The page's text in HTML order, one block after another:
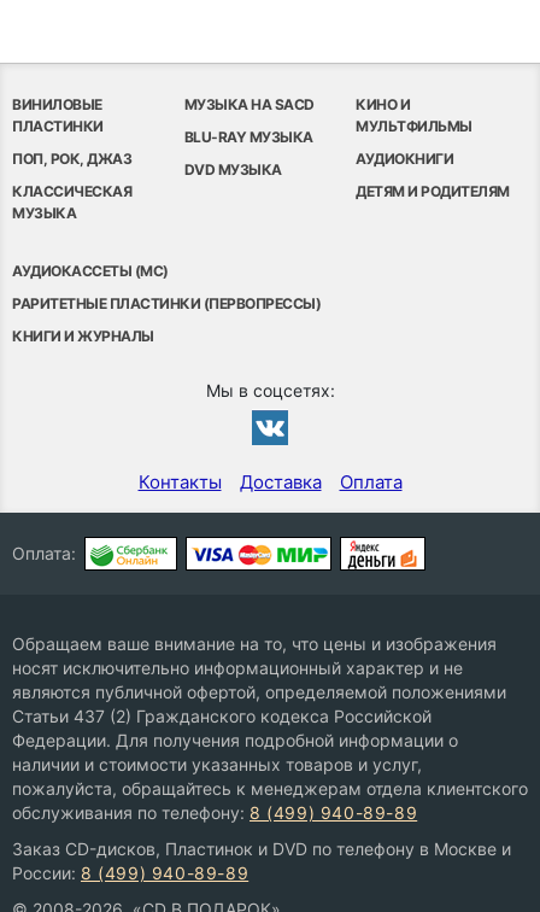
ВИНИЛОВЫЕ
ПЛАСТИНКИ
ПОП, РОК, ДЖАЗ
КЛАССИЧЕСКАЯ
МУЗЫКА
МУЗЫКА НА SACD
BLU-RAY МУЗЫКА
DVD МУЗЫКА
КИНО И
МУЛЬТФИЛЬМЫ
АУДИОКНИГИ
ДЕТЯМ И РОДИТЕЛЯМ
АУДИОКАССЕТЫ (MC)
РАРИТЕТНЫЕ ПЛАСТИНКИ (ПЕРВОПРЕССЫ)
КНИГИ И ЖУРНАЛЫ
Мы в соцсетях:
Контакты Доставка Оплата
Оплата:
Обращаем ваше внимание на то, что цены и изображения
носят исключительно информационный характер и не
являются публичной офертой, определяемой положениями
Статьи 437 (2) Гражданского кодекса Российской
Федерации. Для получения подробной информации о
наличии и стоимости указанных товаров и услуг,
пожалуйста, обращайтесь к менеджерам отдела клиентского
обслуживания по телефону: 8 (499) 940-89-89
Заказ CD-дисков, Пластинок и DVD по телефону в Москве и
России: 8 (499) 940-89-89